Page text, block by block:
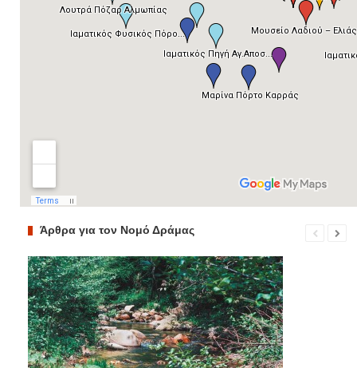
Άρθρα για τον Νομό Δράμας